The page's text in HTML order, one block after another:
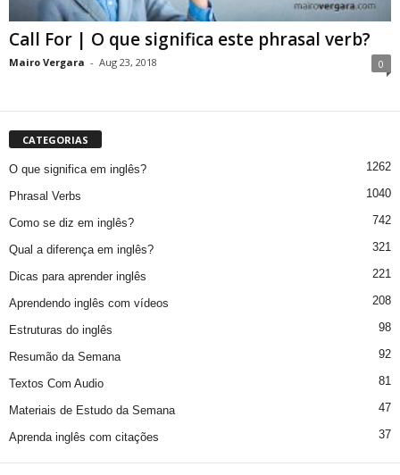
Call For | O que significa este phrasal verb?
Mairo Vergara - Aug 23, 2018 0
CATEGORIAS
O que significa em inglês? 1262
Phrasal Verbs 1040
Como se diz em inglês? 742
Qual a diferença em inglês? 321
Dicas para aprender inglês 221
Aprendendo inglês com vídeos 208
Estruturas do inglês 98
Resumão da Semana 92
Textos Com Audio 81
Materiais de Estudo da Semana 47
Aprenda inglês com citações 37